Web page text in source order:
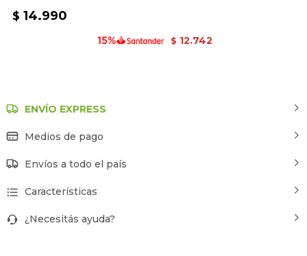
$ 14.990
$ 12.742
ENVÍO EXPRESS
Medios de pago
Envíos a todo el país
Características
¿Necesitás ayuda?